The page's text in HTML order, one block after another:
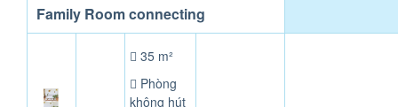
Family Room connecting
35 m²
Phòng
không hút